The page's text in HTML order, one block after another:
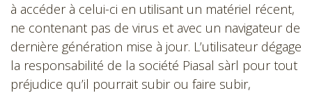
à accéder à celui-ci en utilisant un matériel récent,
ne contenant pas de virus et avec un navigateur de
dernière génération mise à jour. L’utilisateur dégage
la responsabilité de la société Piasal sàrl pour tout
préjudice qu’il pourrait subir ou faire subir,